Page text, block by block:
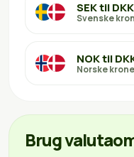
SEK til DKK
Svenske
NOK til
Norske
Brug